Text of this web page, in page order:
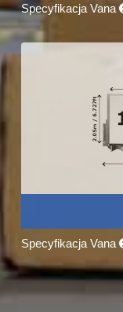
Specyfikacja Vana
Specyfikacja Vana